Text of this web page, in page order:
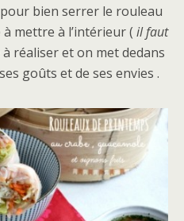
bien serrer le rouleau
mettre à l’intérieur ( il faut
réaliser et on met dedans
goûts et de ses envies .